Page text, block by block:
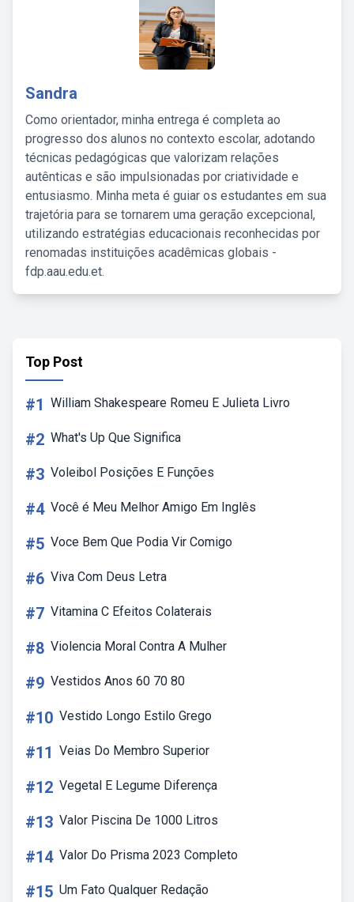
Sandra
Como orientador, minha entrega é completa ao
progresso dos alunos no contexto escolar, adotando
técnicas pedagógicas que valorizam relações
autênticas e são impulsionadas por criatividade e
entusiasmo. Minha meta é guiar os estudantes em sua
trajetória para se tornarem uma geração excepcional,
utilizando estratégias educacionais reconhecidas por
renomadas instituições acadêmicas globais -
fdp.aau.edu.et.
Top Post
#1 William Shakespeare Romeu E Julieta Livro
#2 What's Up Que Significa
#3 Voleibol Posições E Funções
#4 Você é Meu Melhor Amigo Em Inglês
#5 Voce Bem Que Podia Vir Comigo
#6 Viva Com Deus Letra
#7 Vitamina C Efeitos Colaterais
#8 Violencia Moral Contra A Mulher
#9 Vestidos Anos 60 70 80
#10 Vestido Longo Estilo Grego
#11 Veias Do Membro Superior
#12 Vegetal E Legume Diferença
#13 Valor Piscina De 1000 Litros
#14 Valor Do Prisma 2023 Completo
#15 Um Fato Qualquer Redação